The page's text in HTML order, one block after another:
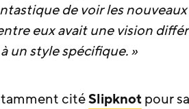
de voir les
eux avait une vision
un style spécifique. »
citéSlipknotpour